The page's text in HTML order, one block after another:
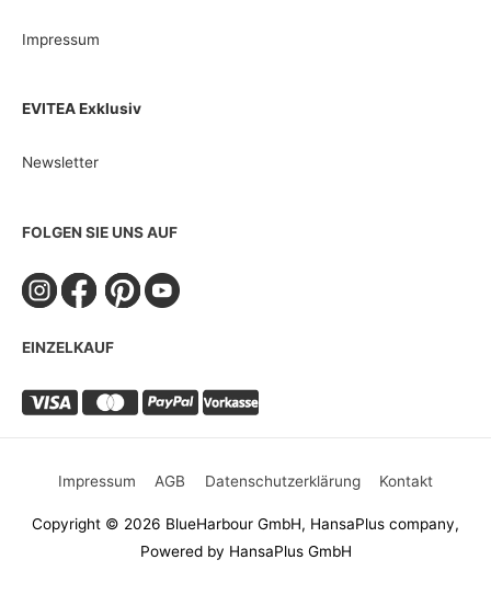
Impressum
EVITEA Exklusiv
Newsletter
FOLGEN SIE UNS AUF
EINZELKAUF
Impressum AGB Datenschutzerklärung Kontakt
Copyright © 2026 BlueHarbour GmbH, HansaPlus company,
Powered by HansaPlus GmbH